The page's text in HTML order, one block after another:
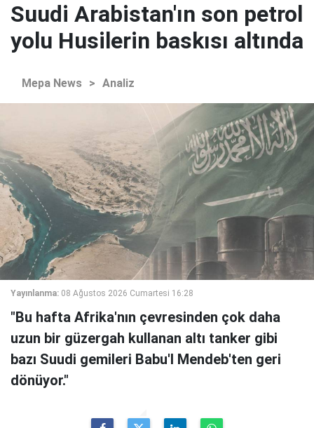
Suudi Arabistan'ın son petrol
yolu Husilerin baskısı altında
Mepa News > Analiz
Yayınlanma: 08 Ağustos 2026 Cumartesi 16:28
"Bu hafta Afrika'nın çevresinden çok daha
uzun bir güzergah kullanan altı tanker gibi
bazı Suudi gemileri Babu'l Mendeb'ten geri
dönüyor."